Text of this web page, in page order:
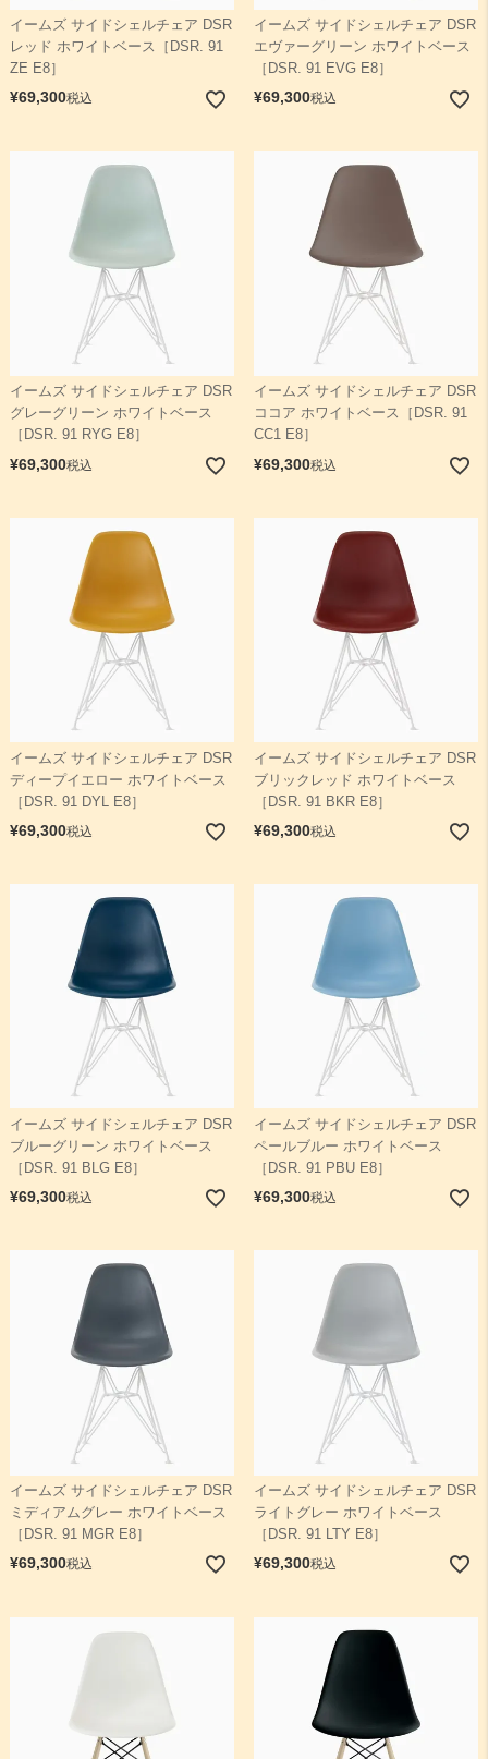
イームズ サイドシェルチェア DSR
レッド ホワイトベース［DSR. 91
ZE E8］
¥69,300税込
イームズ サイドシェルチェア DSR
エヴァーグリーン ホワイトベース
［DSR. 91 EVG E8］
¥69,300税込
イームズ サイドシェルチェア DSR
グレーグリーン ホワイトベース
［DSR. 91 RYG E8］
¥69,300税込
イームズ サイドシェルチェア DSR
ココア ホワイトベース［DSR. 91
CC1 E8］
¥69,300税込
イームズ サイドシェルチェア DSR
ディープイエロー ホワイトベース
［DSR. 91 DYL E8］
¥69,300税込
イームズ サイドシェルチェア DSR
ブリックレッド ホワイトベース
［DSR. 91 BKR E8］
¥69,300税込
イームズ サイドシェルチェア DSR
ブルーグリーン ホワイトベース
［DSR. 91 BLG E8］
¥69,300税込
イームズ サイドシェルチェア DSR
ペールブルー ホワイトベース
［DSR. 91 PBU E8］
¥69,300税込
イームズ サイドシェルチェア DSR
ミディアムグレー ホワイトベース
［DSR. 91 MGR E8］
¥69,300税込
イームズ サイドシェルチェア DSR
ライトグレー ホワイトベース
［DSR. 91 LTY E8］
¥69,300税込